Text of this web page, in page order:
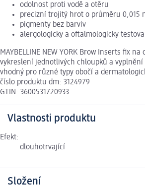
odolnost proti vodě a otěru
precizní trojitý hrot o průměru 0,015
pigmenty bez barviv
alergologicky a oftalmologicky
MAYBELLINE NEW YORK Brow Inserts
vykreslení jednotlivých chloupků a
vhodný pro různé typy obočí a
číslo produktu dm: 3124979
GTIN: 3600531720933
Vlastnosti produktu
Efekt:
dlouhotrvající
Složení